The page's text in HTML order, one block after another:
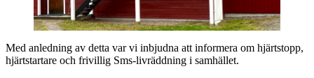
Med anledning av detta var vi inbjudna att informera om hjärtstopp,
hjärtstartare och frivillig Sms-livräddning i samhället.